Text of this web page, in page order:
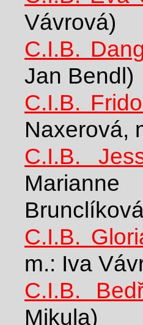
Vávrová)
C.I.B.
Jan Bendl)
C.I.B.
Naxerová,
C.I.B.
C.I.B.
m.: Iva
C.I.B.
Mikula)